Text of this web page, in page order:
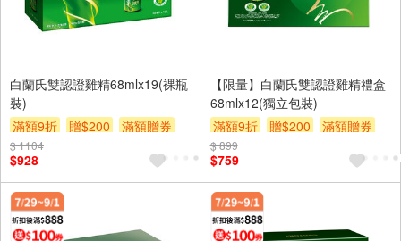
白蘭氏雙認證雞精68mlx19(裸瓶
裝)
滿額9折
贈$200 滿額贈券
$ 1104
$928
【限量】白蘭氏雙認證雞精禮盒
68mlx12(獨立包裝)
滿額9折
贈$200 滿額贈券
$ 899
$759